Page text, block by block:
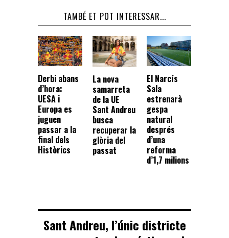
TAMBÉ ET POT INTERESSAR...
Derbi abans
d’hora:
UESA i
Europa es
juguen
passar a la
final dels
Històrics
La nova
samarreta
de la UE
Sant Andreu
busca
recuperar la
glòria del
passat
El Narcís
Sala
estrenarà
gespa
natural
després
d’una
reforma
d’1,7 milions
Sant Andreu, l’únic districte